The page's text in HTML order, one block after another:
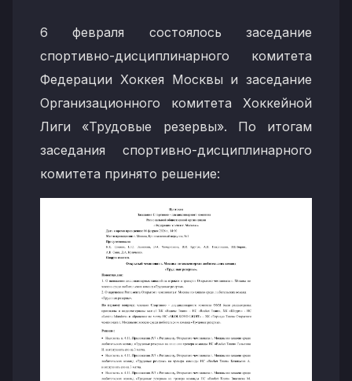
6 февраля состоялось заседание
спортивно-дисциплинарного комитета
Федерации Хоккея Москвы и заседание
Организационного комитета Хоккейной
Лиги «Трудовые резервы». По итогам
заседания спортивно-дисциплинарного
комитета принято решение: